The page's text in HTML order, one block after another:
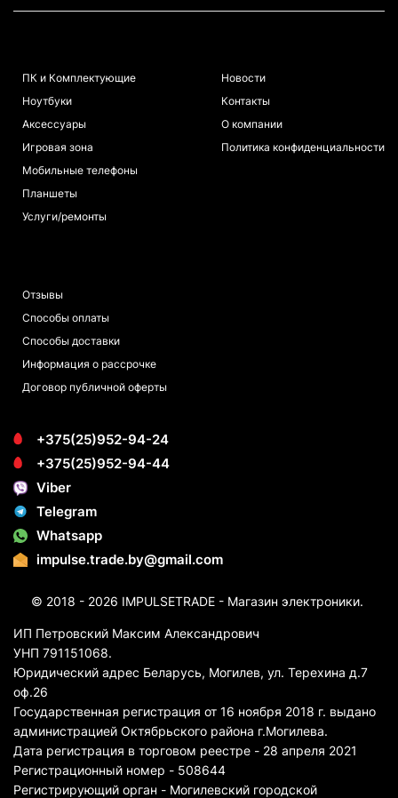
ПК и Комплектующие
Ноутбуки
Аксессуары
Игровая зона
Мобильные телефоны
Планшеты
Услуги/ремонты
Новости
Контакты
О компании
Политика конфиденциальности
Отзывы
Способы оплаты
Способы доставки
Информация о рассрочке
Договор публичной оферты
+375(25)952-94-24
+375(25)952-94-44
Viber
Telegram
Whatsapp
impulse.trade.by@gmail.com
© 2018 - 2026 IMPULSETRADE - Магазин электроники.
ИП Петровский Максим Александрович
УНП 791151068.
Юридический адрес Беларусь, Могилев, ул. Терехина д.7
оф.26
Государственная регистрация от 16 ноября 2018 г. выдано
администрацией Октябрьского района г.Могилева.
Дата регистрация в торговом реестре - 28 апреля 2021
Регистрационный номер - 508644
Регистрирующий орган - Могилевский городской